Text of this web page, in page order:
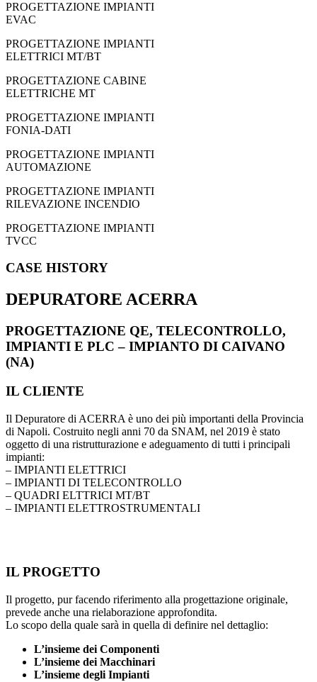
PROGETTAZIONE IMPIANTI
EVAC
PROGETTAZIONE IMPIANTI
ELETTRICI MT/BT
PROGETTAZIONE CABINE
ELETTRICHE MT
PROGETTAZIONE IMPIANTI
FONIA-DATI
PROGETTAZIONE IMPIANTI
AUTOMAZIONE
PROGETTAZIONE IMPIANTI
RILEVAZIONE INCENDIO
PROGETTAZIONE IMPIANTI
TVCC
CASE HISTORY
DEPURATORE ACERRA
PROGETTAZIONE QE, TELECONTROLLO,
IMPIANTI E PLC – IMPIANTO DI CAIVANO
(NA)
IL CLIENTE
Il Depuratore di ACERRA è uno dei più importanti della Provincia
di Napoli. Costruito negli anni 70 da SNAM, nel 2019 è stato
oggetto di una ristrutturazione e adeguamento di tutti i principali
impianti:
– IMPIANTI ELETTRICI
– IMPIANTI DI TELECONTROLLO
– QUADRI ELTTRICI MT/BT
– IMPIANTI ELETTROSTRUMENTALI
IL PROGETTO
Il progetto, pur facendo riferimento alla progettazione originale,
prevede anche una rielaborazione approfondita.
Lo scopo della quale sarà in quella di definire nel dettaglio:
L’insieme dei Componenti
L’insieme dei Macchinari
L’insieme degli Impianti